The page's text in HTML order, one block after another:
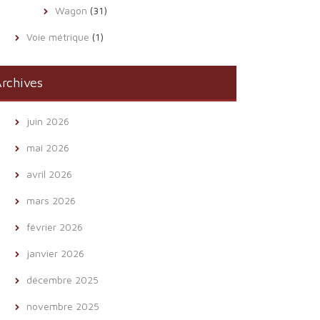
Wagon (31)
Voie métrique (1)
juin 2026
mai 2026
avril 2026
mars 2026
février 2026
janvier 2026
décembre 2025
novembre 2025